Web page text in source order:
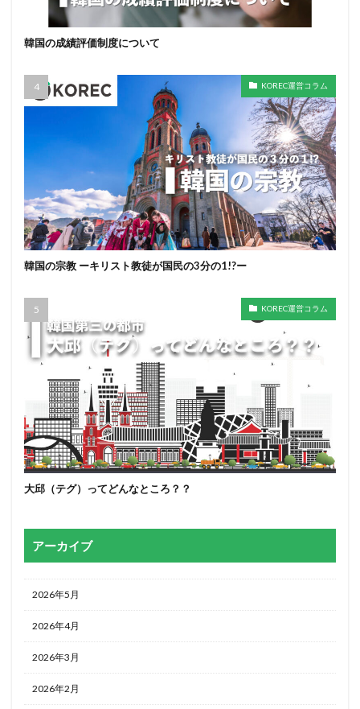
韓国の成績評価制度について
KOREC運営コラム
韓国の宗教 ーキリスト教徒が国民の3分の1!?ー
KOREC運営コラム
大邱（テグ）ってどんなところ？？
アーカイブ
2026年5月
2026年4月
2026年3月
2026年2月